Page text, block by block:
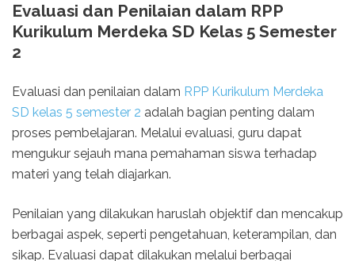
Evaluasi dan Penilaian dalam RPP
Kurikulum Merdeka SD Kelas 5 Semester
2
Evaluasi dan penilaian dalam RPP Kurikulum Merdeka
SD kelas 5 semester 2 adalah bagian penting dalam
proses pembelajaran. Melalui evaluasi, guru dapat
mengukur sejauh mana pemahaman siswa terhadap
materi yang telah diajarkan.
Penilaian yang dilakukan haruslah objektif dan mencakup
berbagai aspek, seperti pengetahuan, keterampilan, dan
sikap. Evaluasi dapat dilakukan melalui berbagai